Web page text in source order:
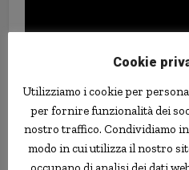
giocoliere
Cookie
Utilizziamo i cookie per
per fornire funzionalità dei
nostro traffico. Condividiamo
modo in cui utilizza il nostro